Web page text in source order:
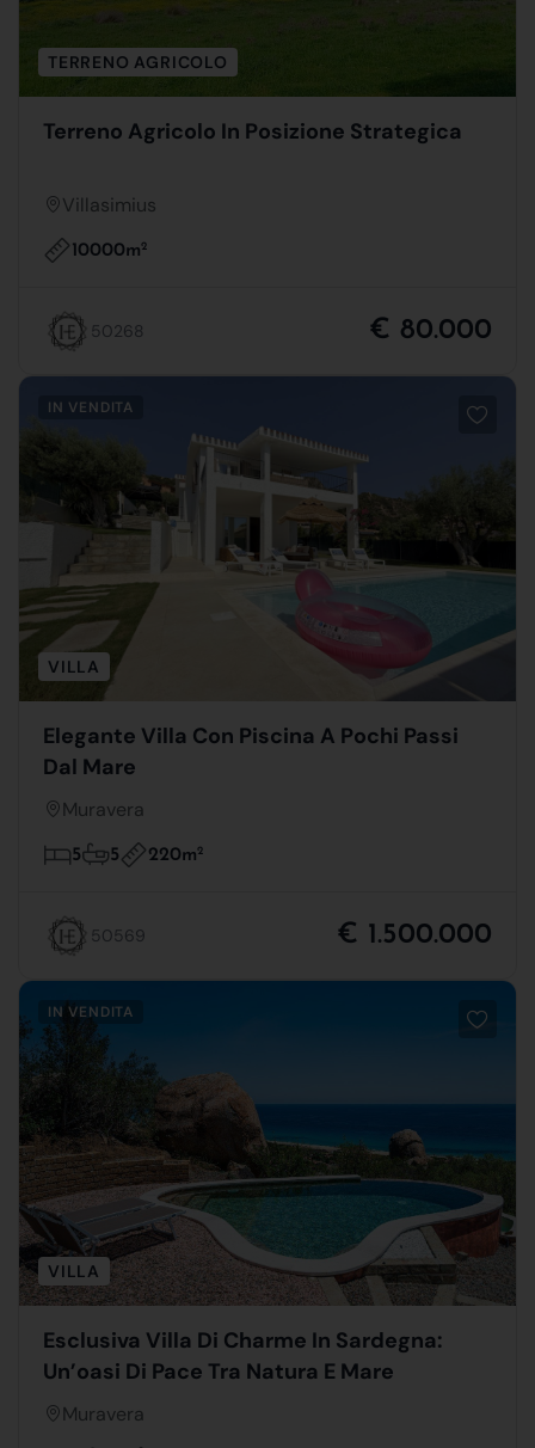
TERRENO AGRICOLO
Terreno Agricolo In Posizione Strategica
Villasimius
10000m2
50268 € 80.000
IN VENDITA
VILLA
Elegante Villa Con Piscina A Pochi Passi
Dal Mare
Muravera
5 5 220m2
50569 € 1.500.000
IN VENDITA
VILLA
Esclusiva Villa Di Charme In Sardegna:
Un’oasi Di Pace Tra Natura E Mare
Muravera